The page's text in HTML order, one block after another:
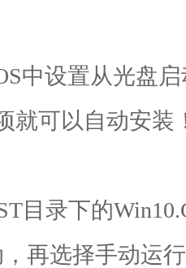
设置从光盘启
项就可以自动
目录下的
再选择手动运